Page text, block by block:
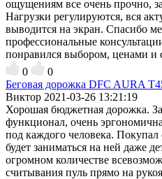
ощущениям все очень прочно,
Нагрузки регулируются, вся
выводится на экран. Спасибо
профессиональные
понравился выбором, ценами и
0
0
Беговая дорожка DFC AURA
Виктор 2021-03-26 13:21:19
Хорошая бюджетная дорожка.
функционал, очень
под каждого человека.
будет заниматься на ней даже
огромном количестве
считывания пуль прямо на